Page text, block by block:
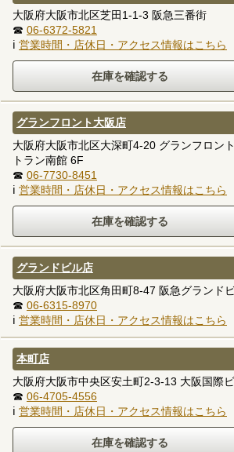
大阪府大阪市北区芝田1-1-3 阪急三番街
☎ 06-6372-5821
ℹ 営業時間・店休日・アクセス情報はこちら
グランフロント大阪店
大阪府大阪市北区大深町4-20 グランフロン
トラン南館 6F
☎ 06-7730-8451
ℹ 営業時間・店休日・アクセス情報はこちら
グランドビル店
大阪府大阪市北区角田町8-47 阪急グランド
☎ 06-6315-8970
ℹ 営業時間・店休日・アクセス情報はこちら
本町店
大阪府大阪市中央区安土町2-3-13 大阪国際
☎ 06-4705-4556
ℹ 営業時間・店休日・アクセス情報はこちら